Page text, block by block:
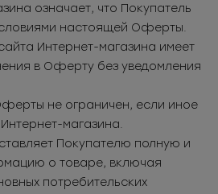
означает, что Покупатель
настоящей Оферты.
Интернет-магазина имеет
в Оферту без уведомления
не ограничен, если иное
магазина.
Покупателю полную и
о товаре, включая
потребительских